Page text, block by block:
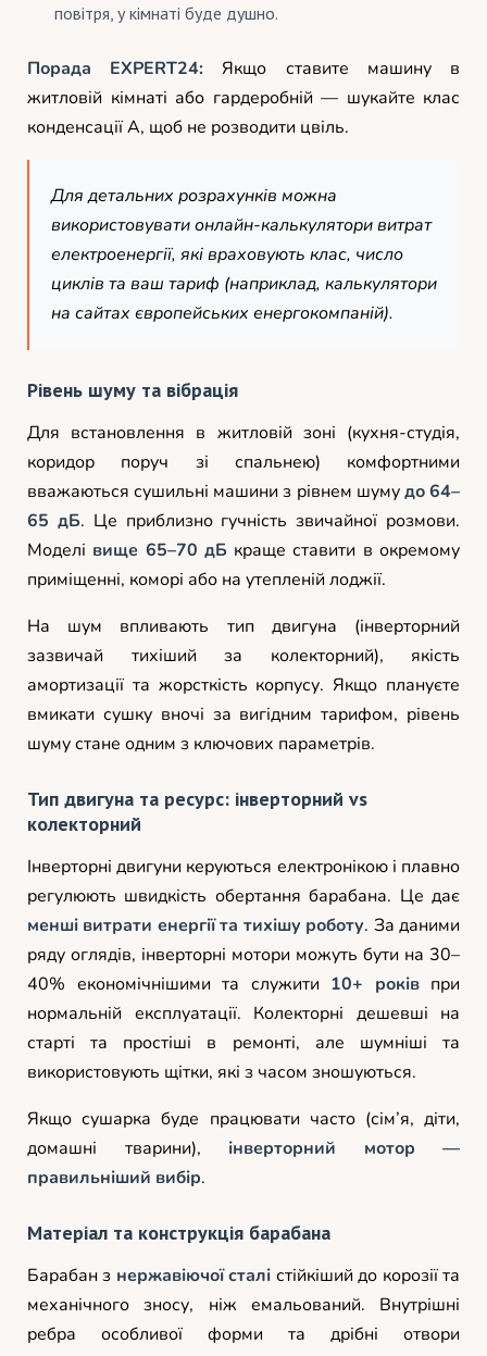
повітря, у кімнаті буде душно.
Порада EXPERT24: Якщо ставите машину в
житловій кімнаті або гардеробній — шукайте клас
конденсації A, щоб не розводити цвіль.
Для детальних розрахунків можна
використовувати онлайн-калькулятори витрат
електроенергії, які враховують клас, число
циклів та ваш тариф (наприклад, калькулятори
на сайтах європейських енергокомпаній).
Рівень шуму та вібрація
Для встановлення в житловій зоні (кухня-студія,
коридор поруч зі спальнею) комфортними
вважаються сушильні машини з рівнем шумудо 64–
65 дБ. Це приблизно гучність звичайної розмови.
Моделі вище 65–70 дБкраще ставити в окремому
приміщенні, коморі або на утепленій лоджії.
На шум впливають тип двигуна (інверторний
зазвичай тихіший за колекторний), якість
амортизації та жорсткість корпусу. Якщо плануєте
вмикати сушку вночі за вигідним тарифом, рівень
шуму стане одним з ключових параметрів.
Тип двигуна та ресурс: інверторний vs
колекторний
Інверторні двигуни керуються електронікою і плавно
регулюють швидкість обертання барабана. Це дає
менші витрати енергії та тихішу роботу. За даними
ряду оглядів, інверторні мотори можуть бути на 30–
40% економічнішими та служити 10+ роківпри
нормальній експлуатації. Колекторні дешевші на
старті та простіші в ремонті, але шумніші та
використовують щітки, які з часом зношуються.
Якщо сушарка буде працювати часто (сім’я, діти,
домашні тварини), інверторний мотор —
правильніший вибір.
Матеріал та конструкція барабана
Барабан з нержавіючої сталі стійкіший до корозії та
механічного зносу, ніж емальований. Внутрішні
ребра особливої форми та дрібні отвори